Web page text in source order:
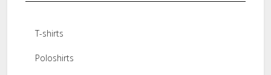
T-shirts
Poloshirts